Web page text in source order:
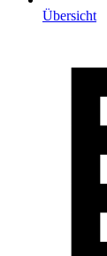
Übersicht